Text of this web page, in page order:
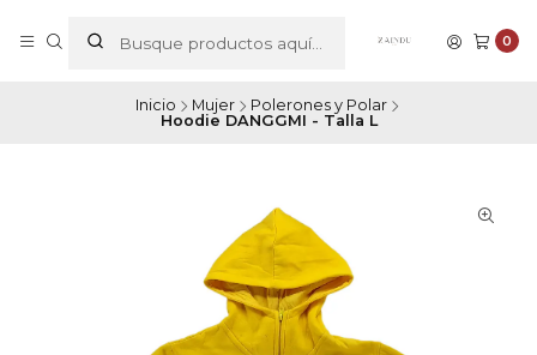
0
Inicio Mujer
Polerones y Polar
Hoodie DANGGMI - Talla L